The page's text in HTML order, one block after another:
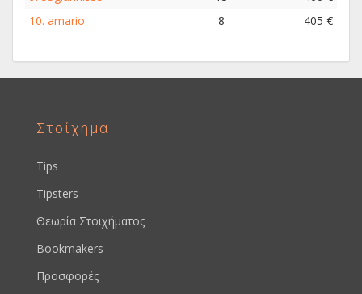
10. amario 8 405 €
Στοίχημα
Tips
Tipsters
Θεωρία Στοιχήματος
Bookmakers
Προσφορές